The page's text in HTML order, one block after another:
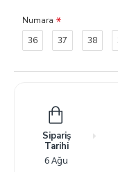
Numara
36
37 38
Sipariş
Tarihi
6 Ağu